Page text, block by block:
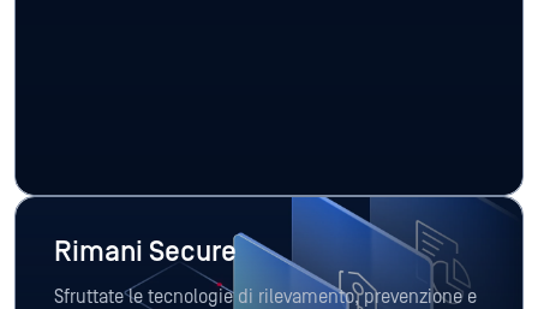
Rimani Secure
Sfruttate le tecnologie di rilevamento, prevenzione e